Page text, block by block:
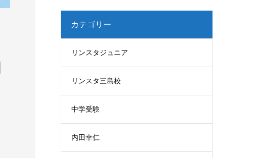
カテゴリー
リンスタジュニア
リンスタ三島校
中学受験
内田幸仁